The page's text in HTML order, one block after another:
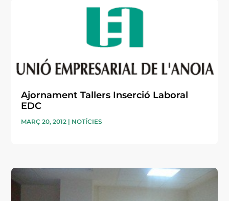
Ajornament Tallers Inserció Laboral
EDC
MARÇ 20, 2012 | NOTÍCIES